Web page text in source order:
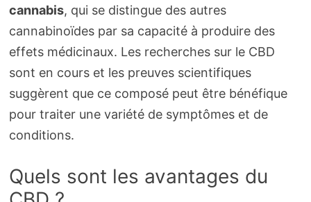
cannabis, qui se distingue des autres
cannabinoïdes par sa capacité à produire des
effets médicinaux. Les recherches sur le CBD
sont en cours et les preuves scientifiques
suggèrent que ce composé peut être bénéfique
pour traiter une variété de symptômes et de
conditions.
Quels sont les avantages du